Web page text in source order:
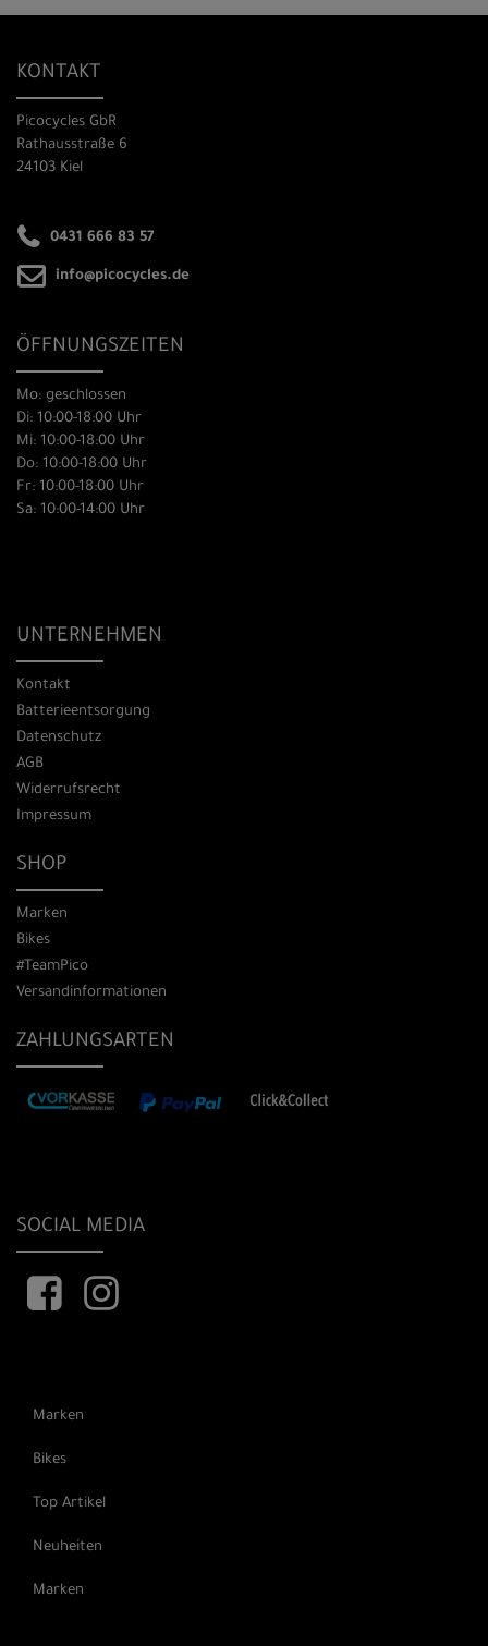
KONTAKT
Picocycles GbR
Rathausstraße 6
24103 Kiel
0431 666 83 57
info@picocycles.de
ÖFFNUNGSZEITEN
Mo: geschlossen
Di: 10:00-18:00 Uhr
Mi: 10:00-18:00 Uhr
Do: 10:00-18:00 Uhr
Fr: 10:00-18:00 Uhr
Sa: 10:00-14:00 Uhr
UNTERNEHMEN
Kontakt
Batterieentsorgung
Datenschutz
AGB
Widerrufsrecht
Impressum
SHOP
Marken
Bikes
#TeamPico
Versandinformationen
ZAHLUNGSARTEN
SOCIAL MEDIA
Marken
Bikes
Top Artikel
Neuheiten
Marken